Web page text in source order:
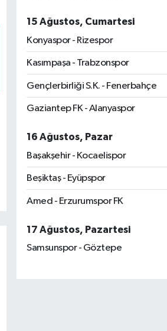
15 Ağustos, Cumartesi
Konyaspor - Rizespor
Kasımpaşa - Trabzonspor
Gençlerbirliği S.K. - Fenerbahçe
Gaziantep FK - Alanyaspor
16 Ağustos, Pazar
Başakşehir - Kocaelispor
Beşiktaş - Eyüpspor
Amed - Erzurumspor FK
17 Ağustos, Pazartesi
Samsunspor - Göztepe